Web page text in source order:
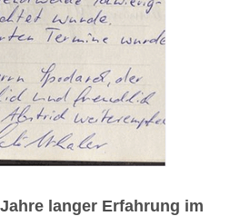
langer Erfahrung im